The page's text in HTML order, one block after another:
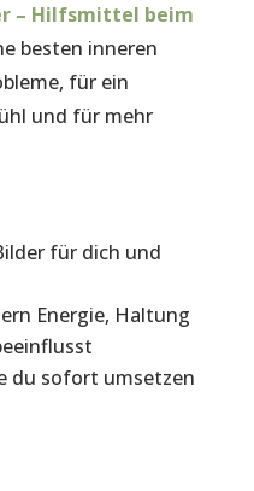
– Hilfsmittel beim
besten inneren
für ein
und für mehr
für dich und
Energie, Haltung
du sofort umsetzen